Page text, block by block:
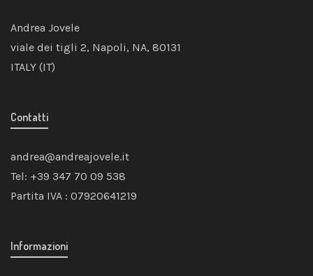
Andrea Jovele
viale dei tigli 2, Napoli, NA, 80131
ITALY (IT)
Contatti
andrea@andreajovele.it
Tel: +39 347 70 09 538
Partita IVA : 07920641219
Informazioni